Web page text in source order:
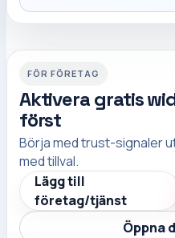
FÖR FÖRETAG
Aktivera gratis
först
Börja med trust-signaler
med tillval.
Lägg till
företag/tjänst
Öppna